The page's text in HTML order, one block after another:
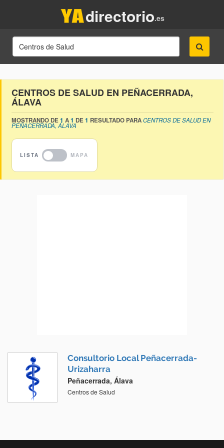
.es
directorio
CENTROS DE SALUD EN PEÑACERRADA,
ÁLAVA
MOSTRANDO DE1 A1 DE1 RESULTADO PARACENTROS DE SALUD EN
PEÑACERRADA, ÁLAVA
Consultorio Local Peñacerrada-
Urizaharra
Peñacerrada, Álava
Centros de Salud